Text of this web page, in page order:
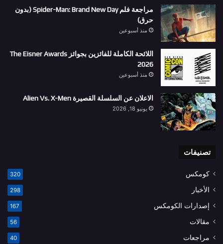
مراجعة فلم Spider-Man: Brand New Day (بدون
حرق)
منذ أسبوعين
اللائحة الكاملة للفائزين بجوائز The Eisner Awards
2026
منذ أسبوعين
الاعلان عن السلسلة القصيرة Alien Vs. X-Men
يونيو 18, 2026
تصنيفات
كومكس 320
الأخبار 298
إصدارات الكومكس 167
مقالات 56
مراجعات 40